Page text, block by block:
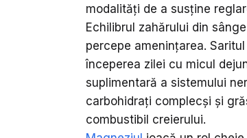
modalități de a susține
Echilibrul zahărului din
percepe amenințarea.
începerea zilei cu micul
suplimentară a sistemului
carbohidrați complecși și
combustibil creierului.